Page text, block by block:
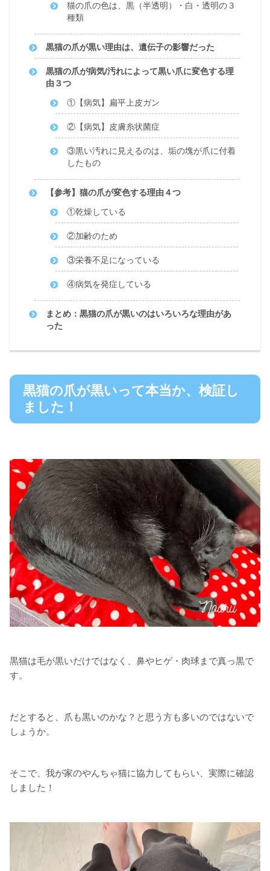
猫の爪の色は、黒（半透明）・白・透明の３
種類
黒猫の爪が黒い理由は、遺伝子の影響だった
黒猫の爪が病気/汚れによって黒い爪に変色する理
由３つ
①【病気】扁平上皮ガン
②【病気】皮膚糸状菌症
③黒い汚れに見えるのは、垢の塊が爪に付着
したもの
【参考】猫の爪が変色する理由４つ
①乾燥している
②加齢のため
③栄養不足になっている
④病気を発症している
まとめ：黒猫の爪が黒いのはいろいろな理由があ
った
黒猫の爪が黒いって本当か、検証し
ました！
黒猫は毛が黒いだけではなく、鼻やヒゲ・肉球まで真っ黒で
す。
だとすると、爪も黒いのかな？と思う方も多いのではないで
しょうか。
そこで、我が家のやんちゃ猫に協力してもらい、実際に確認
しました！